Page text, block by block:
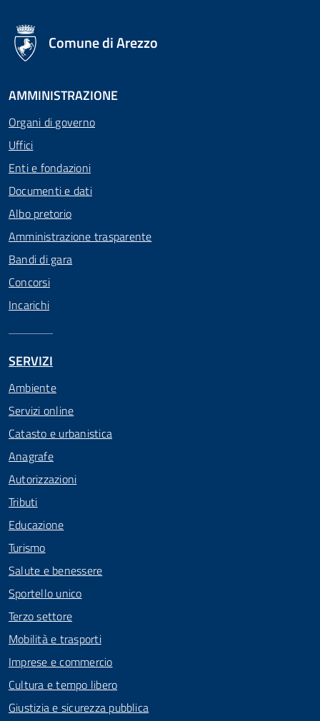
logo Unione Europea
Comune di Arezzo
AMMINISTRAZIONE
Organi di governo
Uffici
Enti e fondazioni
Documenti e dati
Albo pretorio
Amministrazione trasparente
Bandi di gara
Concorsi
Incarichi
SERVIZI
Ambiente
Servizi online
Catasto e urbanistica
Anagrafe
Autorizzazioni
Tributi
Educazione
Turismo
Salute e benessere
Sportello unico
Terzo settore
Mobilità e trasporti
Imprese e commercio
Cultura e tempo libero
Giustizia e sicurezza pubblica